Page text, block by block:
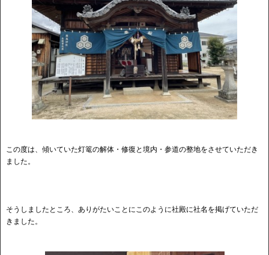
この度は、傾いていた灯篭の解体・修復と境内・参道の整地をさせていただき
ました。
そうしましたところ、ありがたいことにこのように社殿に社名を掲げていただ
きました。